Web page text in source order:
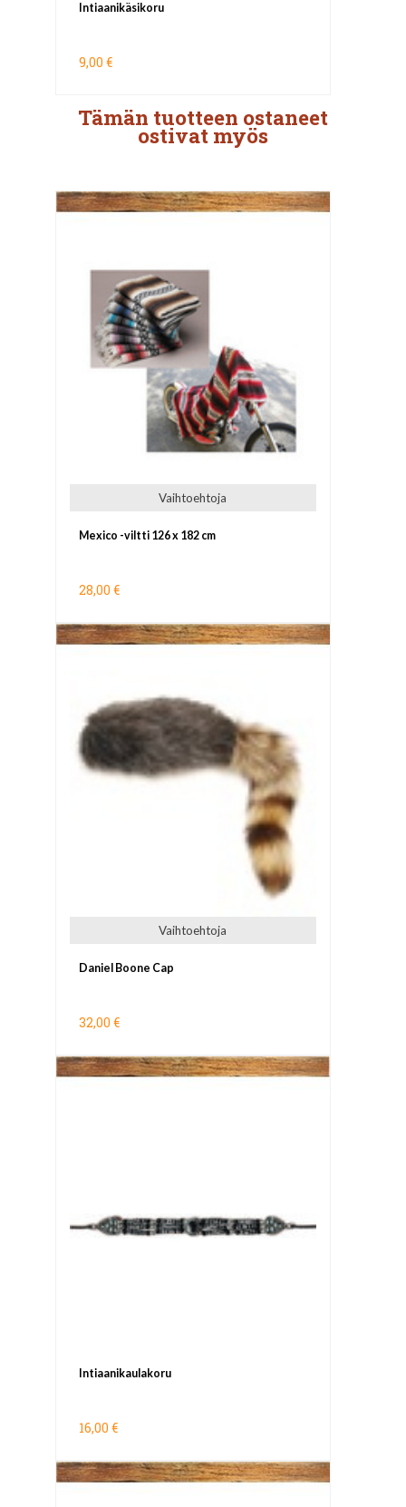
Intiaanikäsikoru
9,00 €
Tämän tuotteen ostaneet
ostivat myös
Vaihtoehtoja
Mexico -viltti 126 x 182 cm
28,00 €
Vaihtoehtoja
Daniel Boone Cap
32,00 €
Intiaanikaulakoru
16,00 €